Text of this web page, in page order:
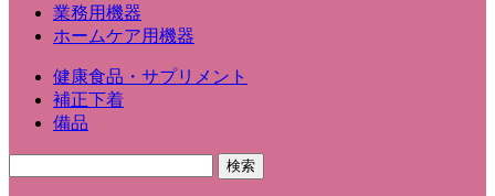
業務用機器
ホームケア用機器
健康食品・サプリメント
補正下着
備品